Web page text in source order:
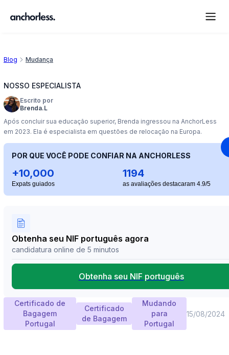
Blog Mudança
NOSSO ESPECIALISTA
Escrito por
Brenda.L
Após concluir sua educação superior, Brenda ingressou na AnchorLess
em 2023. Ela é especialista em questões de relocação na Europa.
POR QUE VOCÊ PODE CONFIAR NA ANCHORLESS
+10,000
Expats guiados
1194
as avaliações destacaram 4.9/5
Obtenha seu NIF português agora
candidatura online de 5 minutos
Obtenha seu NIF português
Certificado de
Bagagem
Portugal
Certificado
de Bagagem
Mudando
para
Portugal
15/08/2024